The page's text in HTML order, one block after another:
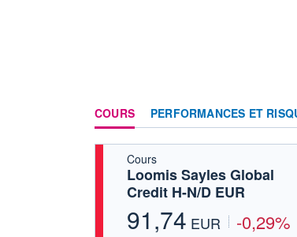
COURS PERFORMANCES ET
Cours
Loomis Sayles Global
Credit H-N/D EUR
91,74 EUR -0,29%